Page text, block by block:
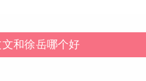
和徐岳哪个好